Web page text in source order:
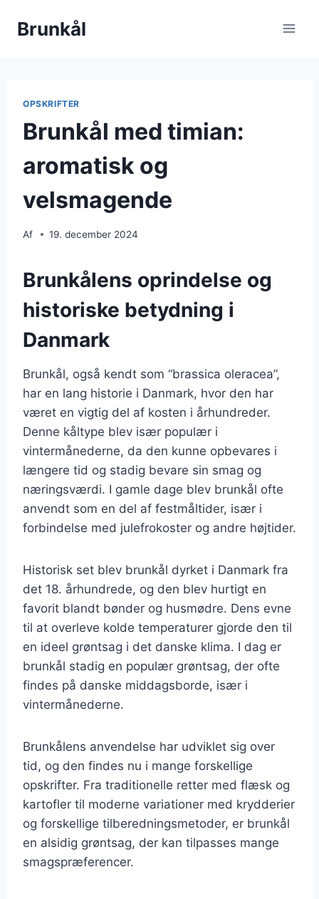
Brunkål
OPSKRIFTER
Brunkål med timian:
aromatisk og
velsmagende
Af 19. december 2024
Brunkålens oprindelse og
historiske betydning i
Danmark
Brunkål, også kendt som “brassica oleracea”,
har en lang historie i Danmark, hvor den har
været en vigtig del af kosten i århundreder.
Denne kåltype blev især populær i
vintermånederne, da den kunne opbevares i
længere tid og stadig bevare sin smag og
næringsværdi. I gamle dage blev brunkål ofte
anvendt som en del af festmåltider, især i
forbindelse med julefrokoster og andre højtider.
Historisk set blev brunkål dyrket i Danmark fra
det 18. århundrede, og den blev hurtigt en
favorit blandt bønder og husmødre. Dens evne
til at overleve kolde temperaturer gjorde den til
en ideel grøntsag i det danske klima. I dag er
brunkål stadig en populær grøntsag, der ofte
findes på danske middagsborde, især i
vintermånederne.
Brunkålens anvendelse har udviklet sig over
tid, og den findes nu i mange forskellige
opskrifter. Fra traditionelle retter med flæsk og
kartofler til moderne variationer med krydderier
og forskellige tilberedningsmetoder, er brunkål
en alsidig grøntsag, der kan tilpasses mange
smagspræferencer.